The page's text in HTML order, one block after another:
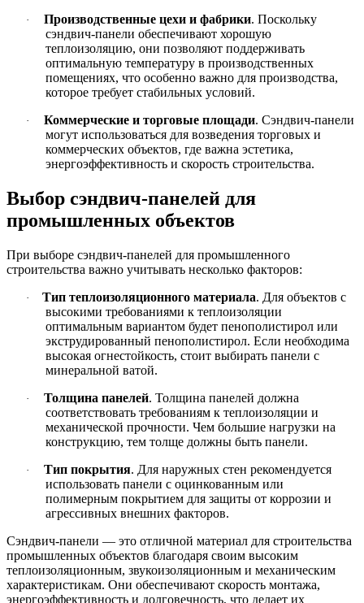
· Производственные цехи и фабрики. Поскольку
сэндвич-панели обеспечивают хорошую
теплоизоляцию, они позволяют поддерживать
оптимальную температуру в производственных
помещениях, что особенно важно для производства,
которое требует стабильных условий.
· Коммерческие и торговые площади. Сэндвич-панели
могут использоваться для возведения торговых и
коммерческих объектов, где важна эстетика,
энергоэффективность и скорость строительства.
Выбор сэндвич-панелей для
промышленных объектов
При выборе сэндвич-панелей для промышленного
строительства важно учитывать несколько факторов:
· Тип теплоизоляционного материала. Для объектов с
высокими требованиями к теплоизоляции
оптимальным вариантом будет пенополистирол или
экструдированный пенополистирол. Если необходима
высокая огнестойкость, стоит выбирать панели с
минеральной ватой.
· Толщина панелей. Толщина панелей должна
соответствовать требованиям к теплоизоляции и
механической прочности. Чем большие нагрузки на
конструкцию, тем толще должны быть панели.
· Тип покрытия. Для наружных стен рекомендуется
использовать панели с оцинкованным или
полимерным покрытием для защиты от коррозии и
агрессивных внешних факторов.
Сэндвич-панели — это отличной материал для строительства
промышленных объектов благодаря своим высоким
теплоизоляционным, звукоизоляционным и механическим
характеристикам. Они обеспечивают скорость монтажа,
энергоэффективность и долговечность, что делает их